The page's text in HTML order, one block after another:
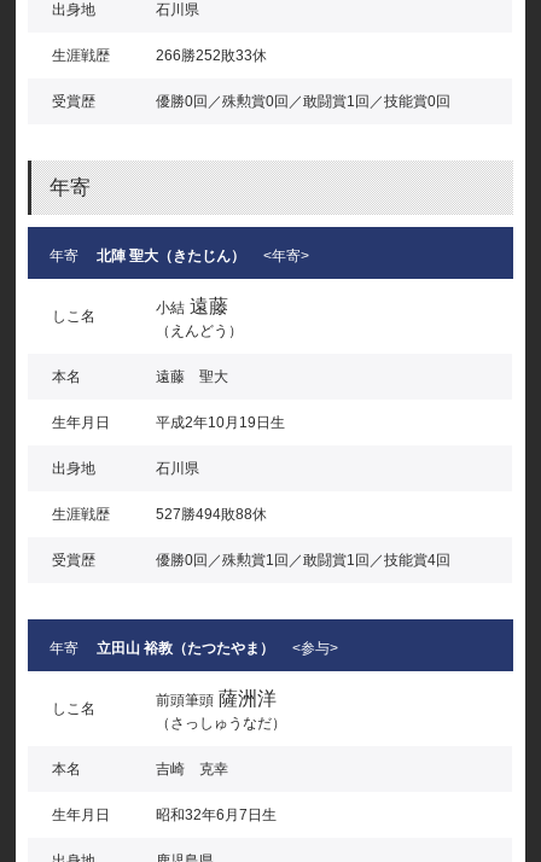
出身地 石川県
生涯戦歴 266勝252敗33休
受賞歴 優勝0回／殊勲賞0回／敢闘賞1回／技能賞0回
年寄
年寄 北陣 聖大（きたじん） <年寄>
しこ名 小結 遠藤
（えんどう）
本名 遠藤 聖大
生年月日 平成2年10月19日生
出身地 石川県
生涯戦歴 527勝494敗88休
受賞歴 優勝0回／殊勲賞1回／敢闘賞1回／技能賞4回
年寄 立田山 裕教（たつたやま） <参与>
しこ名 前頭筆頭 薩洲洋
（さっしゅうなだ）
本名 吉崎 克幸
生年月日 昭和32年6月7日生